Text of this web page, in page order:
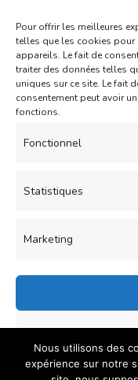
Pour offrir les meilleures
telles que les cookies pour
appareils. Le fait de
traiter des données telles
uniques sur ce site. Le fait
consentement peut avoir
fonctions.
Fonctionnel
Statistiques
Marketing
Aid Gâteau
Coeurs
fourrés à la
04/05/2021
Read More
© Copyright 2026
Rights Reserved.
Delicious.
Nous utilisons des
expérience sur notre